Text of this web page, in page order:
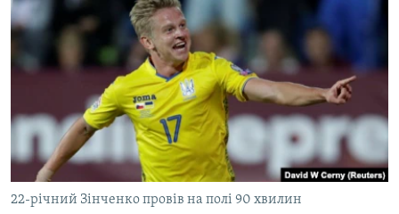
ВСЕ ЗА ДЕНЬ
СПЕЦПРОЕКТИ
ВІДЕОУРОКИ «ELIFBE»
СВІДЧЕННЯ ОКУПАЦІЇ
УКРАЇНСЬКА ПРОБЛЕМА КРИМУ
ІНФОГРАФІКА
ЯК ОБІЙТИ БЛОКУВАННЯ
Русский
Qırımtatar
ДОЛУЧАЙСЯ!
22-річний Зінченко провів на полі 90 хвилин